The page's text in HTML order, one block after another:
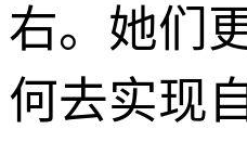
右。她们
何去实现